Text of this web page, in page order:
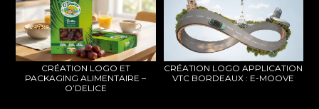
CRÉATION LOGO ET
PACKAGING ALIMENTAIRE –
O’DELICE
CRÉATION LOGO APPLICATION
VTC BORDEAUX : E-MOOVE